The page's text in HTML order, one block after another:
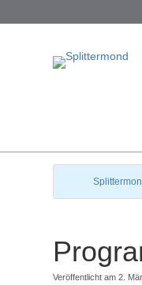
Veröffentlicht am 2.